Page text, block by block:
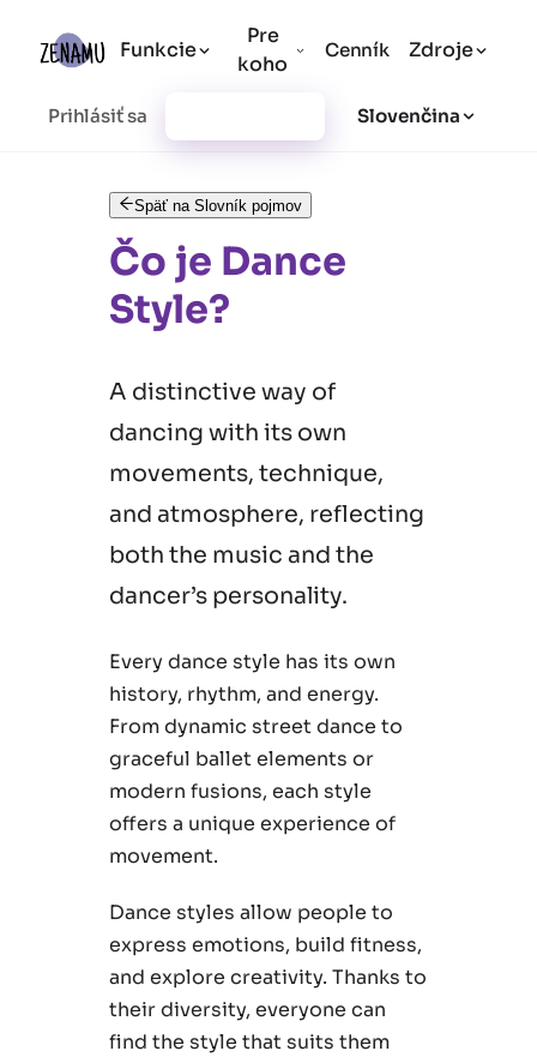
Funkcie
Pre
koho
Cenník Zdroje
Prihlásiť sa Slovenčina
Späť na Slovník pojmov
Čo je Dance
Style?
A distinctive way of
dancing with its own
movements, technique,
and atmosphere, reflecting
both the music and the
dancer’s personality.
Every dance style has its own
history, rhythm, and energy.
From dynamic street dance to
graceful ballet elements or
modern fusions, each style
offers a unique experience of
movement.
Dance styles allow people to
express emotions, build fitness,
and explore creativity. Thanks to
their diversity, everyone can
find the style that suits them